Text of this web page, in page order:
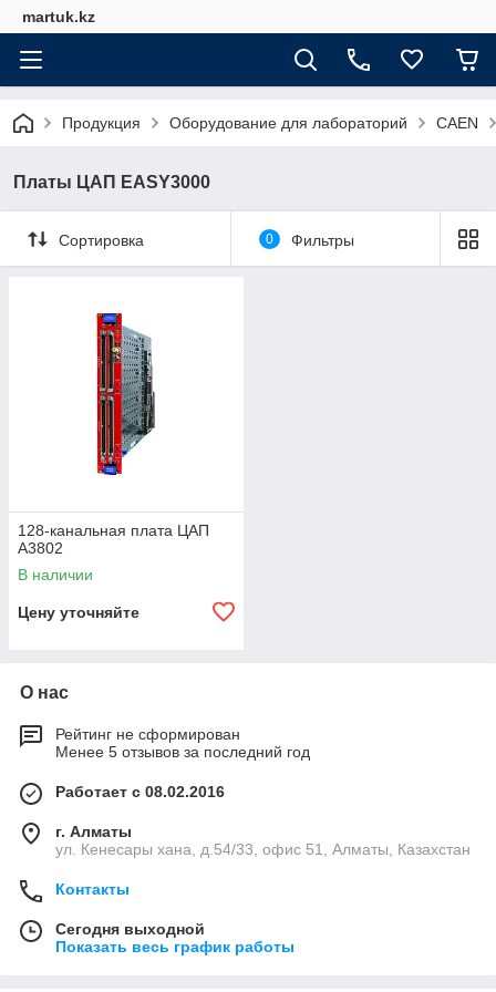
martuk.kz
Продукция Оборудование для лабораторий CAEN
Платы ЦАП EASY3000
Сортировка 0 Фильтры
128-канальная плата ЦАП
A3802
В наличии
Цену уточняйте
О нас
Рейтинг не сформирован
Менее 5 отзывов за последний год
Работает с 08.02.2016
г. Алматы
ул. Кенесары хана, д.54/33, офис 51, Алматы, Казахстан
Контакты
Сегодня выходной
Показать весь график работы